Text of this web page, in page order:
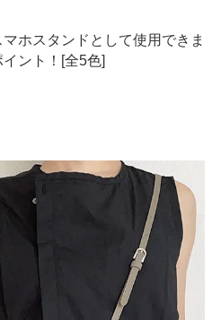
ホスタンドとして使用できま
ント！[全5色]